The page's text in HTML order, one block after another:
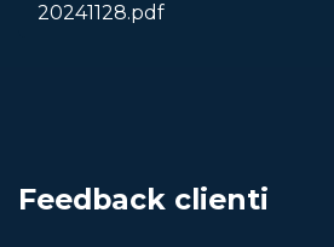
20241128.pdf
Feedback clienti